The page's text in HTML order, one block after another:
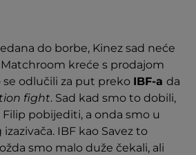
do borbe, Kinez sad neće
kreće s prodajom
se odlučili za put preko IBF-a da
fight. Sad kad smo to dobili,
pobijediti, a onda smo u
IBF kao Savez to
smo malo duže čekali, ali